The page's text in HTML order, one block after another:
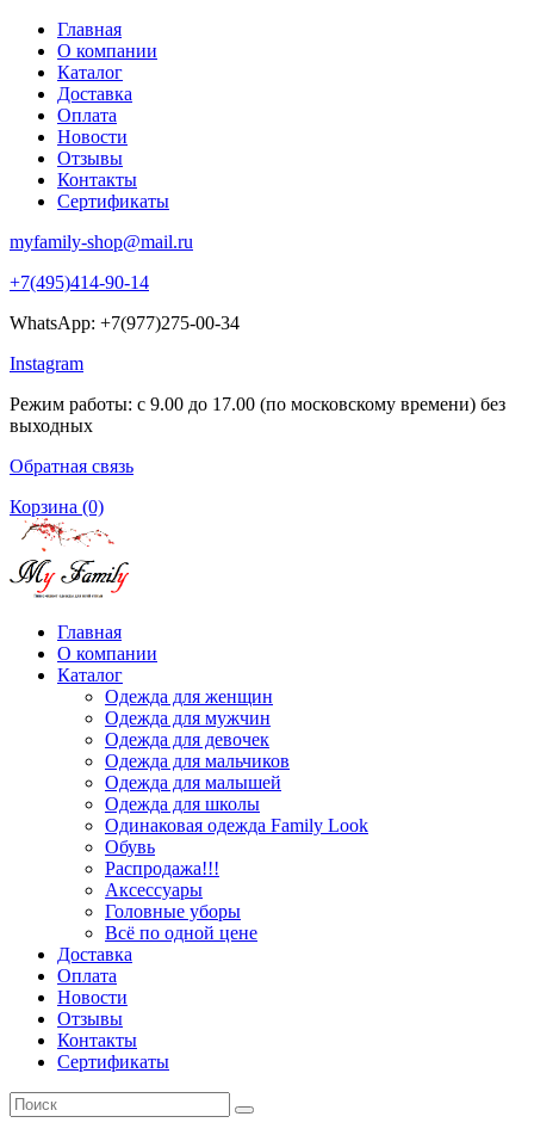
Главная
О компании
Каталог
Доставка
Оплата
Новости
Отзывы
Контакты
Сертификаты
myfamily-shop@mail.ru
+7(495)414-90-14
WhatsApp: +7(977)275-00-34
Instagram
Режим работы: с 9.00 до 17.00 (по московскому времени) без
выходных
Обратная связь
Корзина (0)
Главная
О компании
Каталог
Одежда для женщин
Одежда для мужчин
Одежда для девочек
Одежда для мальчиков
Одежда для малышей
Одежда для школы
Одинаковая одежда Family Look
Обувь
Распродажа!!!
Аксессуары
Головные уборы
Всё по одной цене
Доставка
Оплата
Новости
Отзывы
Контакты
Сертификаты